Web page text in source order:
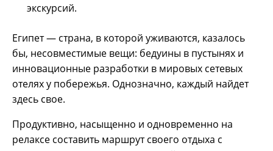
экскурсий.
Египет — страна, в которой уживаются, казалось
бы, несовместимые вещи: бедуины в пустынях и
инновационные разработки в мировых сетевых
отелях у побережья. Однозначно, каждый найдет
здесь свое.
Продуктивно, насыщенно и одновременно на
релаксе составить маршрут своего отдыха с